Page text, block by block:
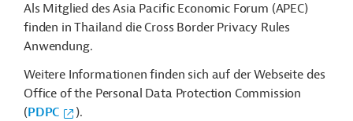
Als Mitglied des Asia Pacific Economic Forum (APEC)
finden in Thailand die Cross Border Privacy Rules
Anwendung.
Weitere Informationen finden sich auf der Webseite des
Office of the Personal Data Protection Commission
(PDPC ).